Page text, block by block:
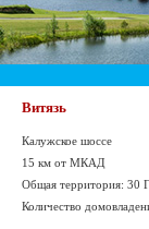
Витязь
Калужское шоссе
15 км от МКАД
Общая территория: 30
Количество